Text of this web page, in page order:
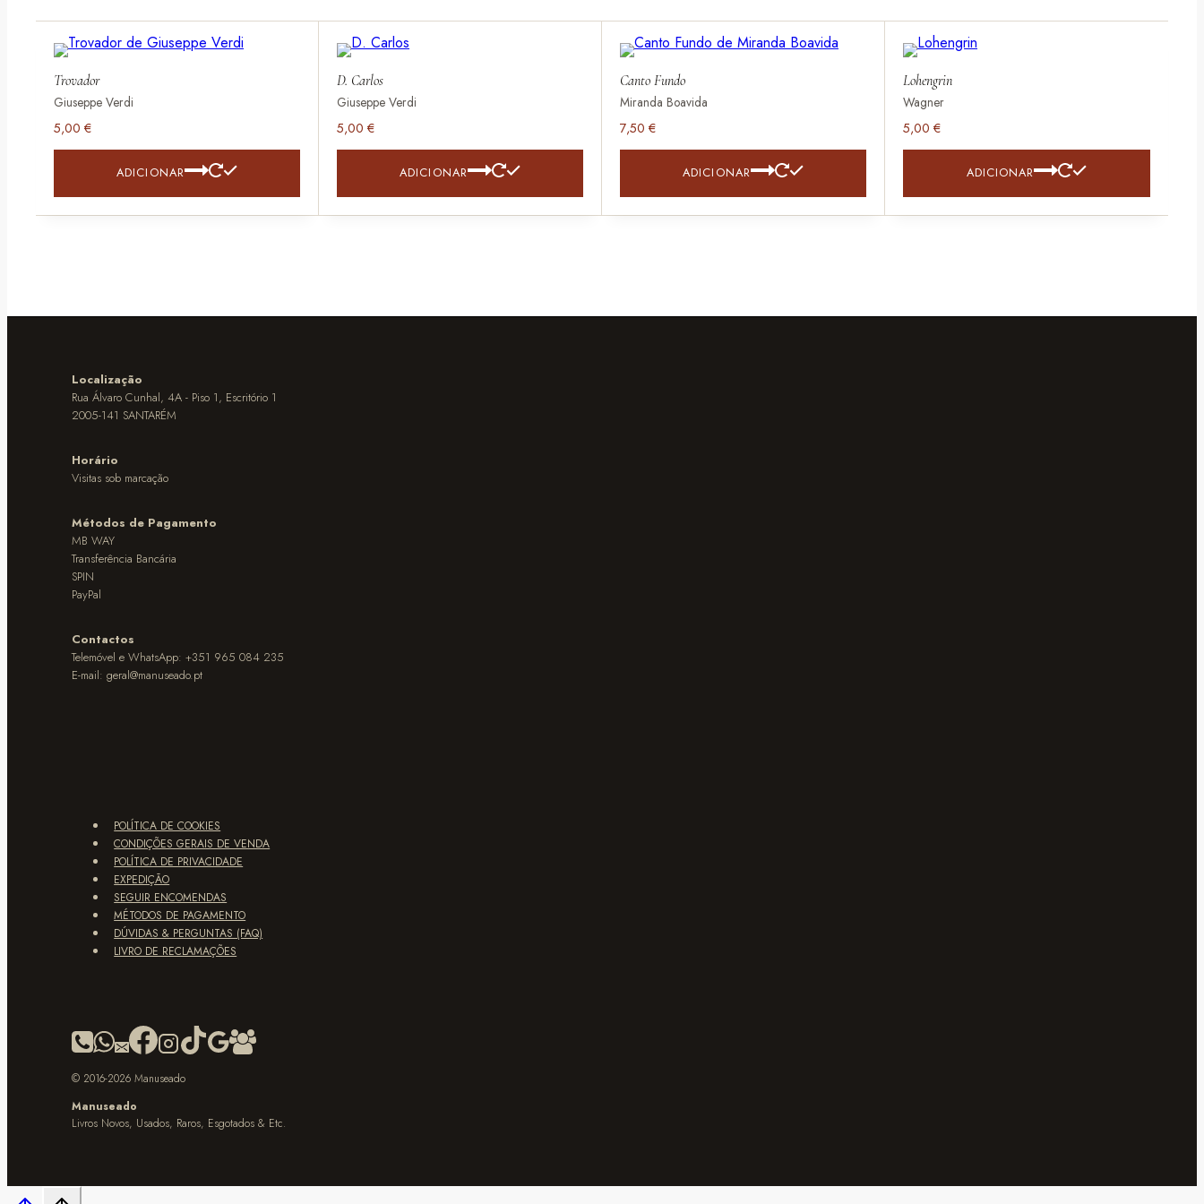
Trovador
Giuseppe Verdi
5,00 €
ADICIONAR
D. Carlos
Giuseppe Verdi
5,00 €
ADICIONAR
Canto Fundo
Miranda Boavida
7,50 €
ADICIONAR
Lohengrin
Wagner
5,00 €
ADICIONAR
Localização
Rua Álvaro Cunhal, 4A - Piso 1, Escritório 1
2005-141 SANTARÉM
Horário
Visitas sob marcação
Métodos de Pagamento
MB WAY
Transferência Bancária
SPIN
PayPal
Contactos
Telemóvel e WhatsApp: +351 965 084 235
E-mail: geral@manuseado.pt
POLÍTICA DE COOKIES
CONDIÇÕES GERAIS DE VENDA
POLÍTICA DE PRIVACIDADE
EXPEDIÇÃO
SEGUIR ENCOMENDAS
MÉTODOS DE PAGAMENTO
DÚVIDAS & PERGUNTAS (FAQ)
LIVRO DE RECLAMAÇÕES
© 2016-2026 Manuseado
Manuseado
Livros Novos, Usados, Raros, Esgotados & Etc.